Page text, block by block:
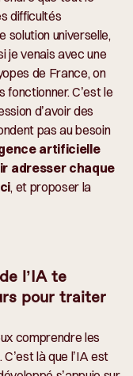
difficultés
solution universelle,
je venais avec une
de France, on
C’est le
d’avoir des
pas au besoin
artificielle
adresser chaque
, et proposer la
l’IA te
pour traiter
comprendre les
là que l’IA est